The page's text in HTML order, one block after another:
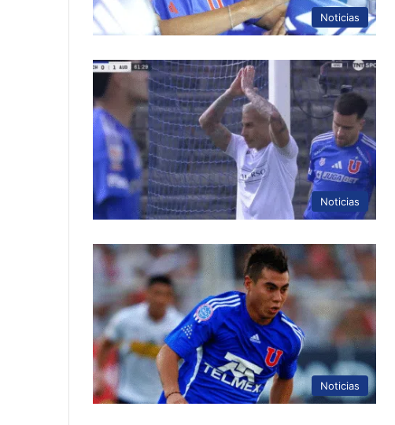
Noticias
Noticias
Noticias